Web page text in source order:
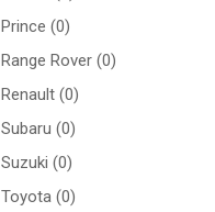
Prince (0)
Range Rover (0)
Renault (0)
Subaru (0)
Suzuki (0)
Toyota (0)